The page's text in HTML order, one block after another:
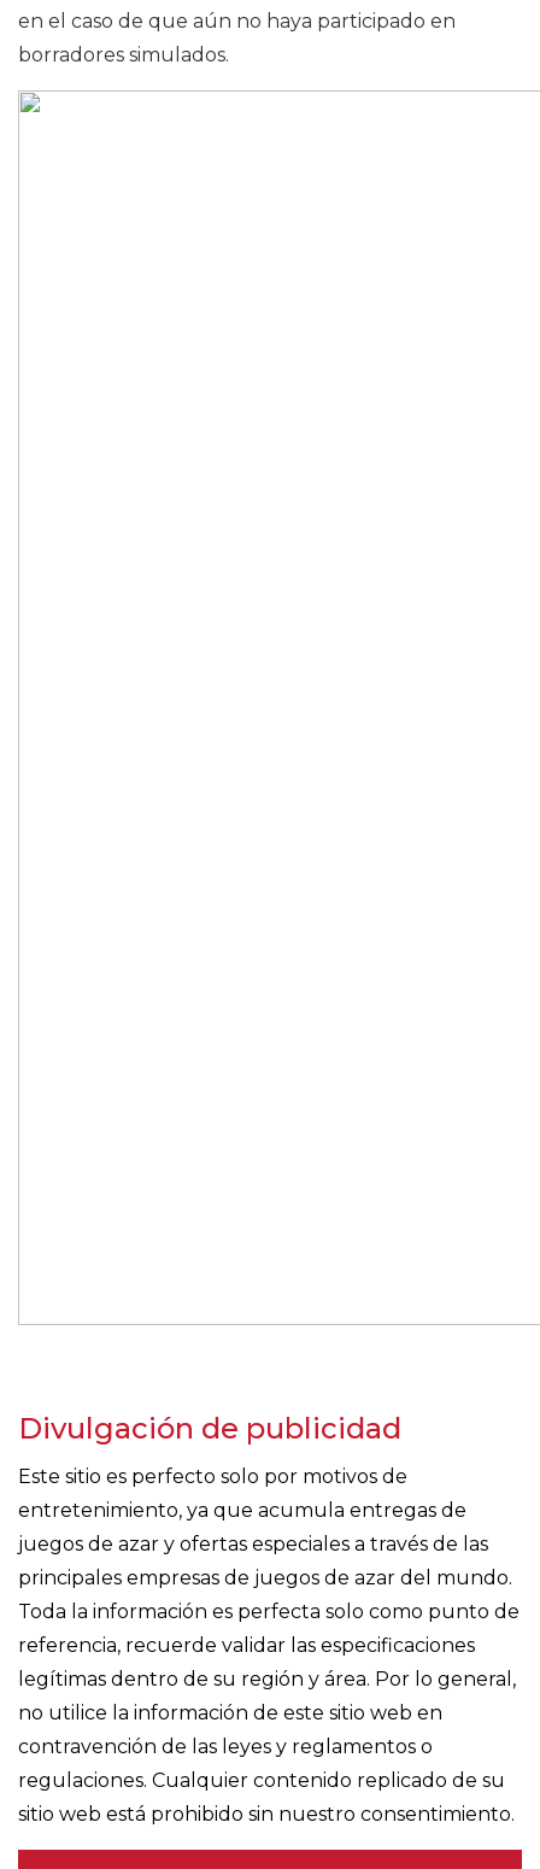
en el caso de que aún no haya participado en
borradores simulados.
Divulgación de publicidad
Este sitio es perfecto solo por motivos de
entretenimiento, ya que acumula entregas de
juegos de azar y ofertas especiales a través de las
principales empresas de juegos de azar del mundo.
Toda la información es perfecta solo como punto de
referencia, recuerde validar las especificaciones
legítimas dentro de su región y área. Por lo general,
no utilice la información de este sitio web en
contravención de las leyes y reglamentos o
regulaciones. Cualquier contenido replicado de su
sitio web está prohibido sin nuestro consentimiento.